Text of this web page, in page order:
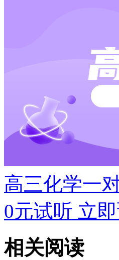
高三化学一
0元试听 立
相关阅读